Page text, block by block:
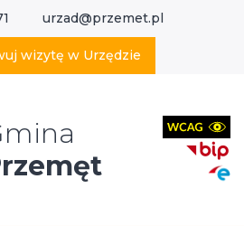
urzad@przemet.pl
wizytę w Urzędzie